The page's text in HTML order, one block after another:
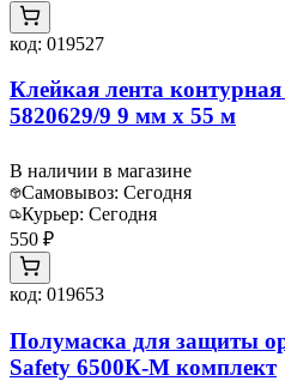
код: 019527
Клейкая лента
5820629/9 9 мм x 55 м
В наличии в магазине
Самовывоз: Сегодня
Курьер: Сегодня
550 ₽
код: 019653
Полумаска для защиты
Safety 6500К-M комплект